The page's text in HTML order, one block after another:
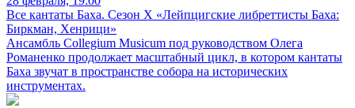
Все кантаты Баха. Сезон X «Лейпцигские либреттисты Баха:
Биркман, Хенрици»
Ансамбль Collegium Musicum под руководством Олега
Романенко продолжает масштабный цикл, в котором кантаты
Баха звучат в пространстве собора на исторических
инструментах.